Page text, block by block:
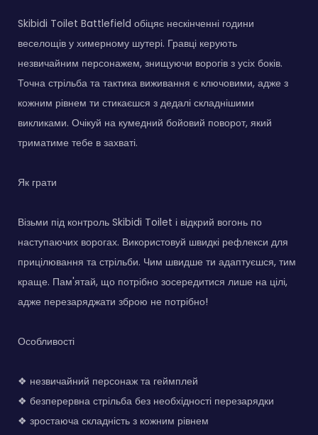
Skibidi Toilet Battlefield обіцяє нескінченні години
веселощів у химерному шутері. Гравці керують
незвичайним персонажем, знищуючи ворогів з усіх боків.
Точна стрільба та тактика виживання є ключовими, адже з
кожним рівнем ти стикаєшся з дедалі складнішими
викликами. Очікуй на кумедний бойовий поворот, який
триматиме тебе в захваті.
Як грати
Візьми під контроль Skibidi Toilet і відкрий вогонь по
наступаючих ворогах. Використовуй швидкі рефлекси для
прицілювання та стрільби. Чим швидше ти адаптуєшся, тим
краще. Пам'ятай, що потрібно зосередитися лише на цілі,
адже перезаряджати зброю не потрібно!
Особливості
❖ незвичайний персонаж та геймплей
❖ безперервна стрільба без необхідності перезарядки
❖ зростаюча складність з кожним рівнем